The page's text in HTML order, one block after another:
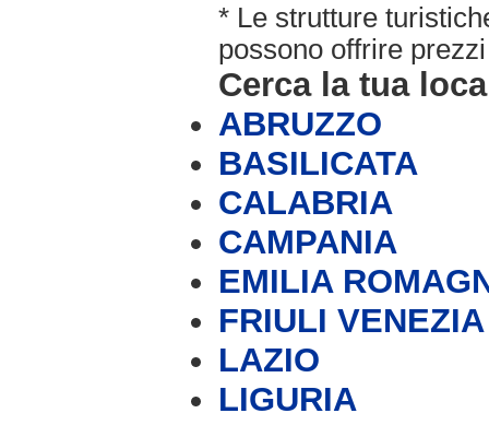
* Le strutture
possono offrire
Cerca la tua
ABRUZZO
BASILICATA
CALABRIA
CAMPANIA
EMILIA
FRIULI
LAZIO
LIGURIA